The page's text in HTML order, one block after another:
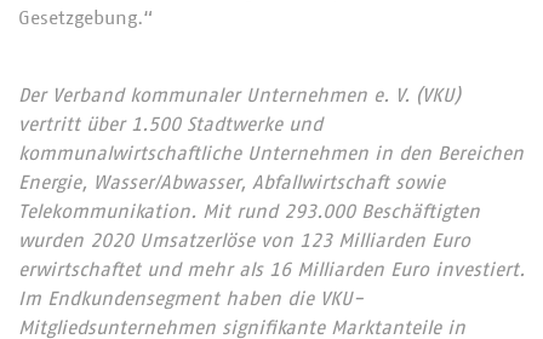
Gesetzgebung.“
Der Verband kommunaler Unternehmen e. V. (VKU)
vertritt über 1.500 Stadtwerke und
kommunalwirtschaftliche Unternehmen in den Bereichen
Energie, Wasser/Abwasser, Abfallwirtschaft sowie
Telekommunikation. Mit rund 293.000 Beschäftigten
wurden 2020 Umsatzerlöse von 123 Milliarden Euro
erwirtschaftet und mehr als 16 Milliarden Euro investiert.
Im Endkundensegment haben die VKU-
Mitgliedsunternehmen signifikante Marktanteile in